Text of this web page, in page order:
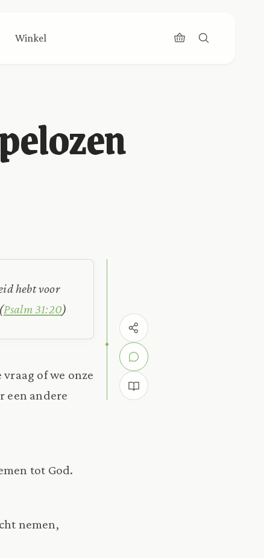
Winkel
hebt voor
Psalm 31:20)
of we onze
een andere
tot God.
nemen,